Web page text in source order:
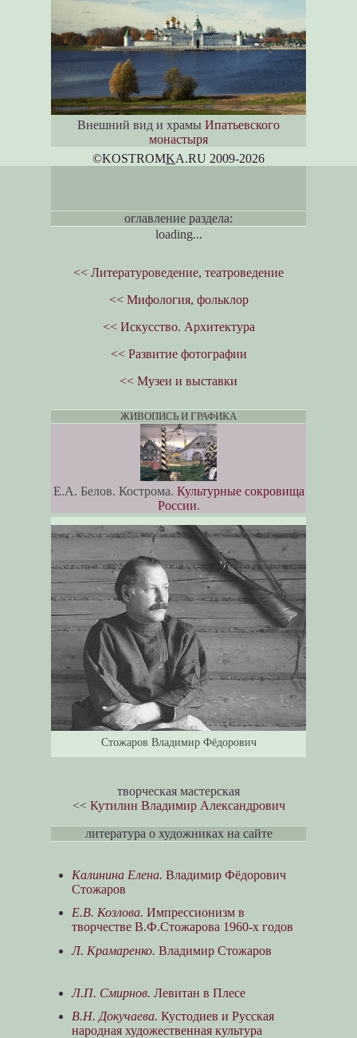
Внешний вид и храмы Ипатьевского
монастыря
©KOSTROMKA.RU 2009-2026
оглавление раздела:
loading...
<< Литературоведение, театроведение
<< Мифология, фольклор
<< Искусство. Архитектура
<< Развитие фотографии
<< Музеи и выставки
ЖИВОПИСЬ И ГРАФИКА
Е.А. Белов. Кострома. Культурные сокровища
России.
Стожаров Владимир Фёдорович
творческая мастерская
<< Кутилин Владимир Александрович
литература о художниках на сайте
Калинина Елена. Владимир Фёдорович
Стожаров
Е.В. Козлова. Импрессионизм в
творчестве В.Ф.Стожарова 1960-х годов
Л. Крамаренко. Владимир Стожаров
Л.П. Смирнов. Левитан в Плесе
В.Н. Докучаева. Кустодиев и Русская
народная художественная культура